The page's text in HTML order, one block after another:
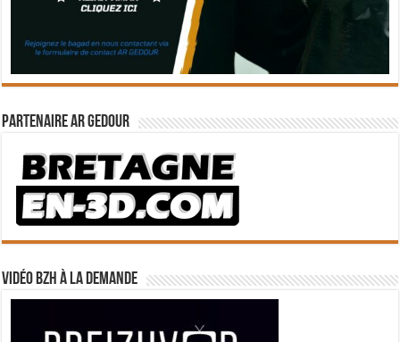
Partenaire Ar Gedour
Vidéo BZH à la demande